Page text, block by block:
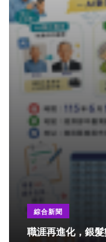
綜合新聞
職涯再進化，銀